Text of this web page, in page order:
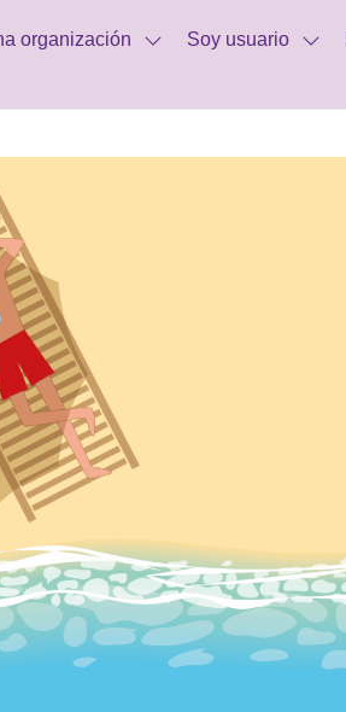
organización Soy usuario